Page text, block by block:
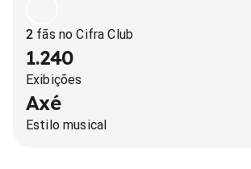
2 fãs no Cifra Club
1.240
Exibições
Axé
Estilo musical